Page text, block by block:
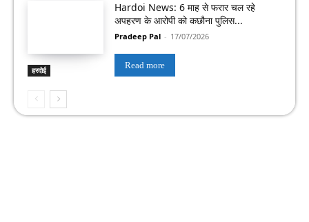
हरदोई
Hardoi News: 6 माह से फरार चल रहे
अपहरण के आरोपी को कछौना पुलिस...
Pradeep Pal - 17/07/2026
Read more